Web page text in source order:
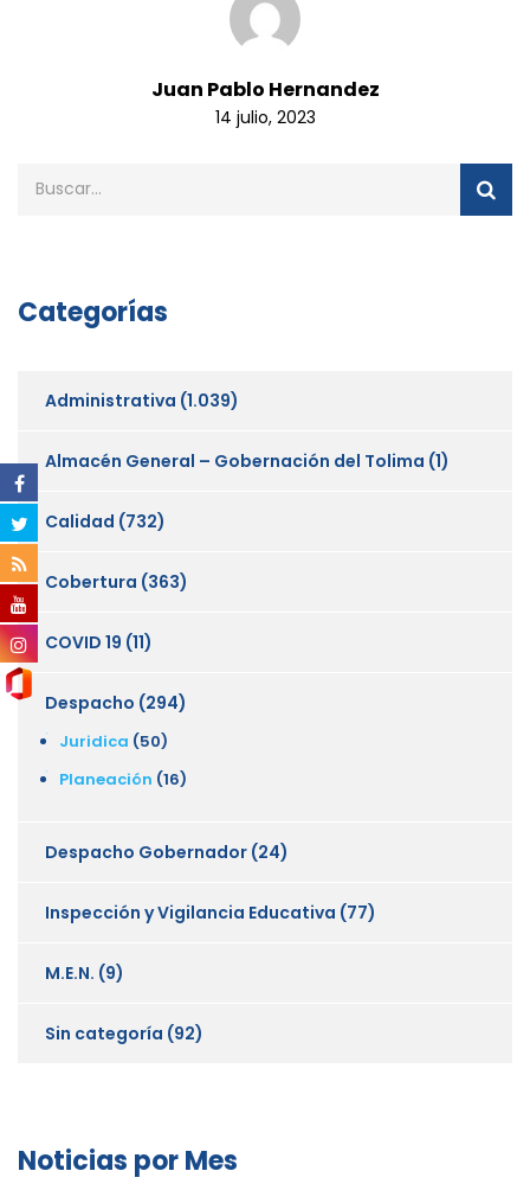
Juan Pablo Hernandez
14 julio, 2023
Categorías
Administrativa (1.039)
Almacén General – Gobernación del Tolima (1)
Calidad (732)
Cobertura (363)
COVID 19 (11)
Despacho (294)
Juridica (50)
Planeación (16)
Despacho Gobernador (24)
Inspección y Vigilancia Educativa (77)
M.E.N. (9)
Sin categoría (92)
Noticias por Mes